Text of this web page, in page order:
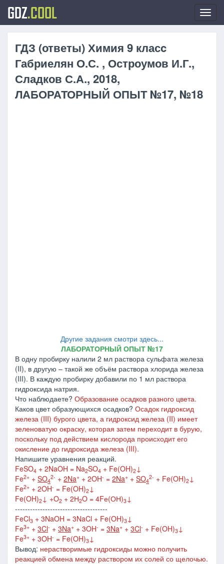
GDZ.COOL
ГДЗ (ответы) Химия 9 класc
Габриелян О.С. , Остроумов И.Г.,
Сладков С.А., 2018,
ЛАБОРАТОРНЫЙ ОПЫТ №17, №18
Другие задания смотри здесь...
ЛАБОРАТОРНЫЙ ОПЫТ №17
В одну пробирку налили 2 мл раствора сульфата железа
(II), в другую – такой же объём раствора хлорида железа
(III). В каждую пробирку добавили по 1 мл раствора
гидроксида натрия.
Что наблюдаете? Образование осадков разного цвета.
Каков цвет образующихся осадков? Осадок гидроксид
железа (III) бурого цвета, а гидроксид железа (II) имеет
зеленоватую окраску, которая затем переходит в бурую,
поскольку под действием кислорода происходит его
окисление до гидроксида железа (III).
Напишите уравнения реакций.
FeSO4 + 2NaOH = Na2SO4 + Fe(OH)2↓
Fe2+ + SO4
2- + 2Na+ + 2OH- = 2Na+ + SO4
2- + Fe(OH)2↓
Fe2+ + 2OH- = Fe(OH)2↓
Fe(OH)2↓ +O2 + 2Н2O = 4Fе(ОН)3↓
-------------------------------------
FeCl3 + 3NaOH = 3NaCl + Fe(OH)3↓
Fe3+ + 3Cl- + 3Na+ + 3OH- = 3Na+ + 3Cl- + Fe(OH)3↓
Fe3+ + 3OH- = Fe(OH)3↓
Вывод: нерастворимые гидроксиды можно получить
реакцией обмена между раствором их солей со щелочью.